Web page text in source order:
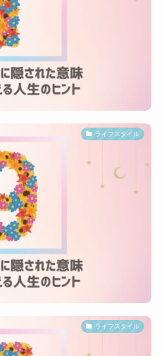
ライフスタイル
ライフスタイル